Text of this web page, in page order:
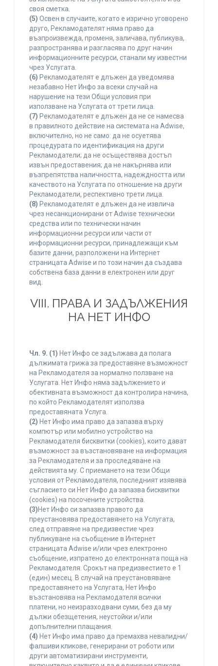
своя сметка.
(5) Освен в случаите, когато е изрично уговорено
друго, Рекламодателят няма право да
възпроизвежда, променя, заличава, публикува,
разпространява и разгласява по друг начин
информационните ресурси, станали му известни
чрез Услугата.
(6) Рекламодателят е длъжен да уведомява
незабавно Нет Инфо за всеки случай на
нарушение на тези Общи условия при
използване на Услугата от трети лица.
(7) Рекламодателят е длъжен да не се намесва
в правилното действие на системата на Adwise,
включително, но не само: да не осуетява
процедурата по идентификация на други
Рекламодатели; да не осъществява достъп
извън предоставения; да не накърнява или
възпрепятства наличността, надеждността или
качеството на Услугата по отношение на други
Рекламодатели, респективно трети лица.
(8) Рекламодателят е длъжен да не извлича
чрез несанкционирани от Adwise технически
средства или по технически начин
информационни ресурси или части от
информационни ресурси, принадлежащи към
базите данни, разположени на Интернет
страницата Adwise и по този начин да създава
собствена база данни в електронен или друг
вид.
VIII. ПРАВА И ЗАДЪЛЖЕНИЯ
НА НЕТ ИНФО
Чл. 9. (1) Нет Инфо се задължава да полага
дължимата грижа за предоставяне възможност
на Рекламодателя за нормално ползване на
Услугата. Нет Инфо няма задължението и
обективната възможност да контролира начина,
по който Рекламодателят използва
предоставяната Услуга.
(2) Нет Инфо има право да запазва върху
компютър или мобилно устройство на
Рекламодателя бисквитки (cookies), които дават
възможност за възстановяване на информация
за Рекламодателя и за проследяване на
действията му. С приемането на тези Общи
условия от Рекламодателя, последният изявява
съгласието си Нет Инфо да запазва бисквитки
(cookies) на посочените устройства.
(3)Нет Инфо си запазва правото да
преустановява предоставянето на Услугата,
след отправяне на предизвестие чрез
публикуване на съобщение в Интернет
страницата Adwise и/или чрез електронно
съобщение, изпратено до електронната поща на
Рекламодателя. Срокът на предизвестието е 1
(един) месец. В случай на преустановяване
предоставянето на Услугата, Нет Инфо
възстановява на Рекламодателя всички
платени, но неизразходвани суми, без да му
дължи обезщетения, неустойки и/или
допълнителни плащания.
(4) Нет Инфо има право да премахва невалидни/
фалшиви кликове, генерирани от роботи или
други автоматизирани инструменти,